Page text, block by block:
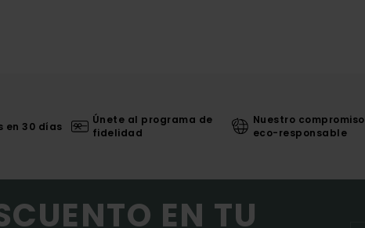
en 30 días
Únete al programa de
fidelidad
Nuestro compromiso
eco-responsable
EN TU